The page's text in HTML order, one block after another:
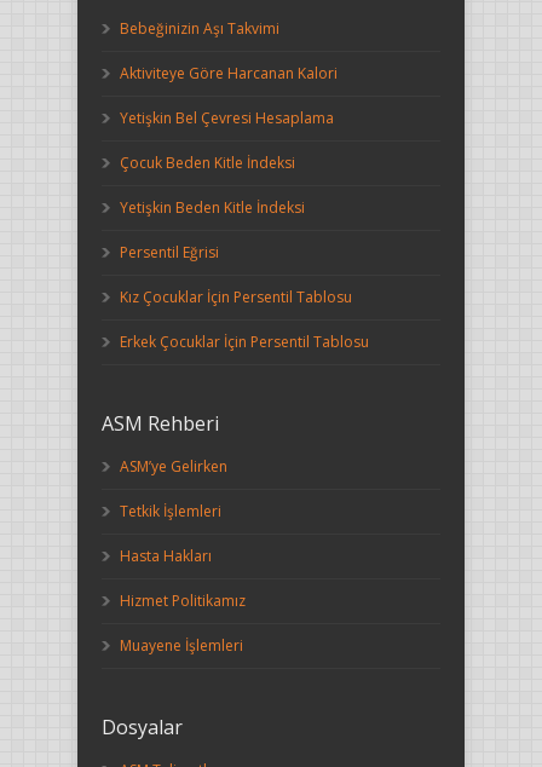
Bebeğinizin Aşı Takvimi
Aktiviteye Göre Harcanan Kalori
Yetişkin Bel Çevresi Hesaplama
Çocuk Beden Kitle İndeksi
Yetişkin Beden Kitle İndeksi
Persentil Eğrisi
Kız Çocuklar İçin Persentil Tablosu
Erkek Çocuklar İçin Persentil Tablosu
ASM Rehberi
ASM’ye Gelirken
Tetkik İşlemleri
Hasta Hakları
Hizmet Politikamız
Muayene İşlemleri
Dosyalar